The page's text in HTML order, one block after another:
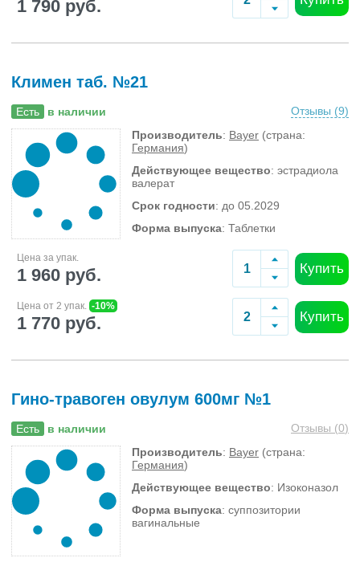
1 790 руб.
Климен таб. №21
Есть в наличии Отзывы (9)
Производитель: Bayer (страна:
Германия)
Действующее вещество: эстрадиола
валерат
Срок годности: до 05.2029
Форма выпуска: Таблетки
Цена за упак.
1 960 руб. Купить
Цена от 2 упак. -10%
1 770 руб. Купить
Гино-травоген овулум 600мг №1
Есть в наличии Отзывы (0)
Производитель: Bayer (страна:
Германия)
Действующее вещество: Изоконазол
Форма выпуска: суппозитории
вагинальные